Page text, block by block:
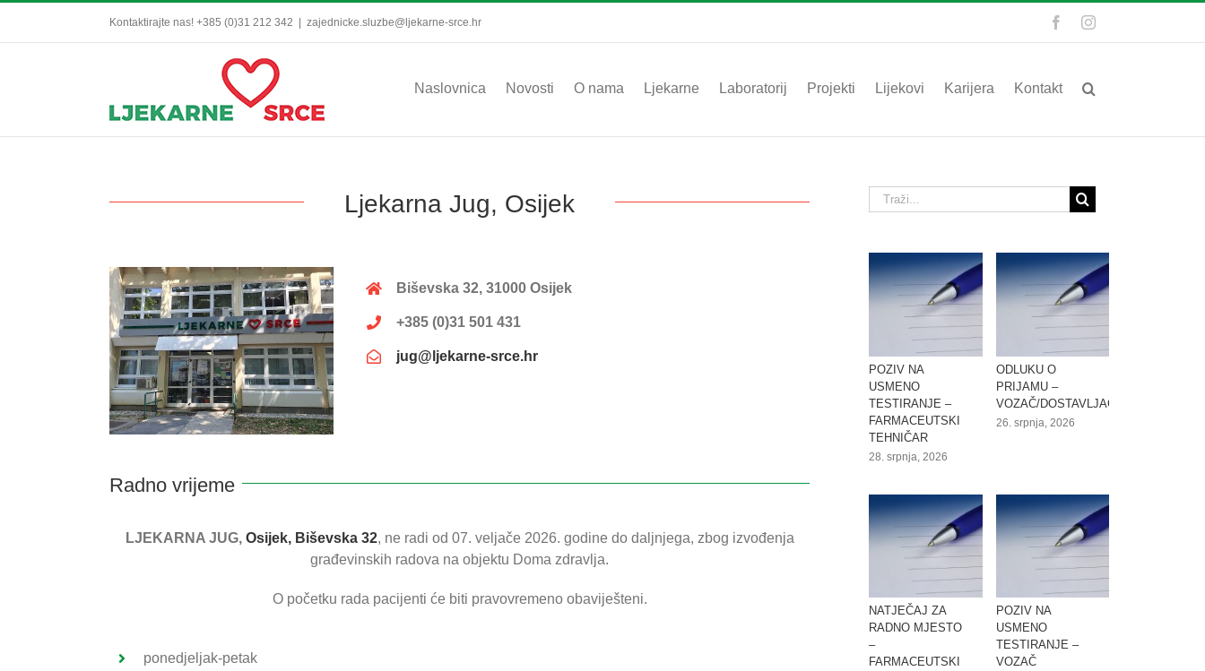
Kontaktirajte nas! +385 (0)31 212 342 zajednicke.sluzbe@ljekarne-srce.hr FacebookInstagram
Naslovnica Novosti O nama Ljekarne Laboratorij Projekti Lijekovi Karijera Kontakt
Ljekarna Jug, Osijek
Biševska 32, 31000 Osijek
+385 (0)31 501 431
jug@ljekarne-srce.hr
Radno vrijeme
LJEKARNA JUG, Osijek, Biševska 32, ne radi od 07. veljače 2026. godine do daljnjega, zbog izvođenja
građevinskih radova na objektu Doma zdravlja.
O početku rada pacijenti će biti pravovremeno obaviješteni.
ponedjeljak-petak
Traži...
POZIV NA
USMENO
TESTIRANJE –
FARMACEUTSKI
TEHNIČAR
28. srpnja, 2026
ODLUKU O
PRIJAMU –
VOZAČ/DOSTAVLJAČ
26. srpnja, 2026
NATJEČAJ ZA
RADNO MJESTO
–
FARMACEUTSKI
POZIV NA
USMENO
TESTIRANJE –
VOZAČ